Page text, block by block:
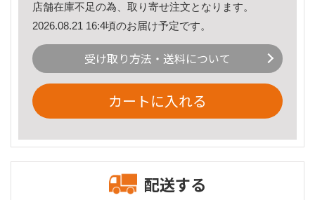
店舗在庫不足の為、取り寄せ注文となります。
2026.08.21 16:4頃のお届け予定です。
受け取り方法・送料について
カートに入れる
配送する